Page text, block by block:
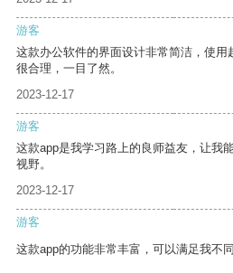
游客
这款办公软件的界面设计非常简洁，使
很合理，一目了然。
2023-12-17
游客
这款app是我学习路上的良师益友，让我
视野。
2023-12-17
游客
这款app的功能非常丰富，可以满足我不